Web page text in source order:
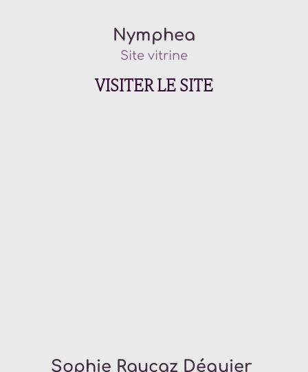
Nymphea
Site vitrine
VISITER LE SITE
Sophie Raucaz Déquier